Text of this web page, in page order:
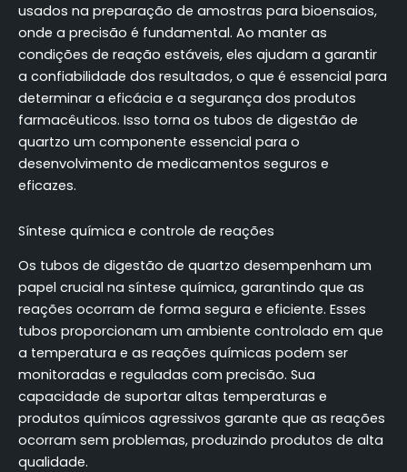
usados na preparação de amostras para bioensaios,
onde a precisão é fundamental. Ao manter as
condições de reação estáveis, eles ajudam a garantir
a confiabilidade dos resultados, o que é essencial para
determinar a eficácia e a segurança dos produtos
farmacêuticos. Isso torna os tubos de digestão de
quartzo um componente essencial para o
desenvolvimento de medicamentos seguros e
eficazes.
Síntese química e controle de reações
Os tubos de digestão de quartzo desempenham um
papel crucial na síntese química, garantindo que as
reações ocorram de forma segura e eficiente. Esses
tubos proporcionam um ambiente controlado em que
a temperatura e as reações químicas podem ser
monitoradas e reguladas com precisão. Sua
capacidade de suportar altas temperaturas e
produtos químicos agressivos garante que as reações
ocorram sem problemas, produzindo produtos de alta
qualidade.